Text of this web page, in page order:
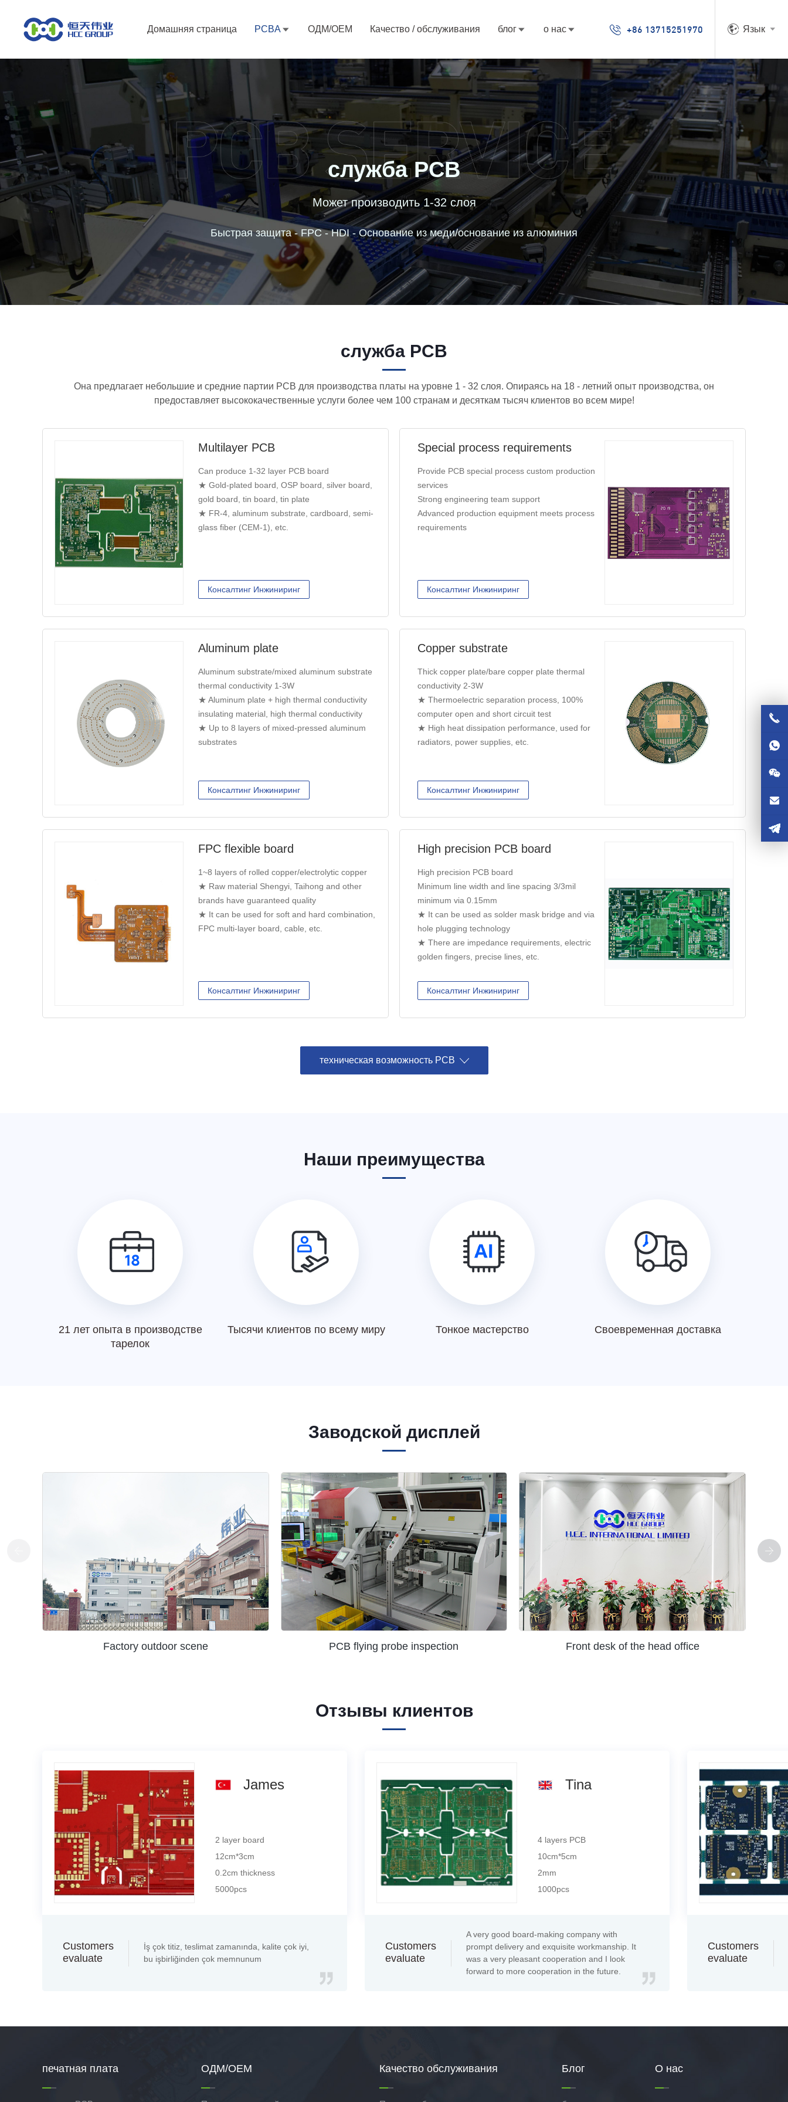
Домашняя страница PCBA ОДМ/ОЕМ Качество / обслуживания блог о нас +86 13715251970 Язык
служба PCB
Может производить 1-32 слоя
Быстрая защита - FPC - HDI - Основание из меди/основание из алюминия
служба PCB
Она предлагает небольшие и средние партии PCB для производства платы на уровне 1 - 32 слоя. Опираясь на 18 - летний опыт производства, он
предоставляет высококачественные услуги более чем 100 странам и десяткам тысяч клиентов во всем мире!
Multilayer PCB
Can produce 1-32 layer PCB board
★ Gold-plated board, OSP board, silver board,
gold board, tin board, tin plate
★ FR-4, aluminum substrate, cardboard, semi-
glass fiber (CEM-1), etc.
Консалтинг Инжиниринг
Special process requirements
Provide PCB special process custom production
services
Strong engineering team support
Advanced production equipment meets process
requirements
Консалтинг Инжиниринг
Aluminum plate
Aluminum substrate/mixed aluminum substrate
thermal conductivity 1-3W
★ Aluminum plate + high thermal conductivity
insulating material, high thermal conductivity
★ Up to 8 layers of mixed-pressed aluminum
substrates
Консалтинг Инжиниринг
Copper substrate
Thick copper plate/bare copper plate thermal
conductivity 2-3W
★ Thermoelectric separation process, 100%
computer open and short circuit test
★ High heat dissipation performance, used for
radiators, power supplies, etc.
Консалтинг Инжиниринг
FPC flexible board
1~8 layers of rolled copper/electrolytic copper
★ Raw material Shengyi, Taihong and other
brands have guaranteed quality
★ It can be used for soft and hard combination,
FPC multi-layer board, cable, etc.
Консалтинг Инжиниринг
High precision PCB board
High precision PCB board
Minimum line width and line spacing 3/3mil
minimum via 0.15mm
★ It can be used as solder mask bridge and via
hole plugging technology
★ There are impedance requirements, electric
golden fingers, precise lines, etc.
Консалтинг Инжиниринг
техническая возможность PCB
Наши преимущества
21 лет опыта в производстве
тарелок
Тысячи клиентов по всему миру Тонкое мастерство Своевременная доставка
Заводской дисплей
Factory outdoor scene PCB flying probe inspection Front desk of the head office
Отзывы клиентов
James
2 layer board
12cm*3cm
0.2cm thickness
5000pcs
Customers
evaluate
İş çok titiz, teslimat zamanında, kalite çok iyi,
bu işbirliğinden çok memnunum
Tina
4 layers PCB
10cm*5cm
2mm
1000pcs
Customers
evaluate
A very good board-making company with
prompt delivery and exquisite workmanship. It
was a very pleasant cooperation and I look
forward to more cooperation in the future.
Customers
evaluate
печатная плата ОДМ/ОЕМ Качество обслуживания Блог О нас